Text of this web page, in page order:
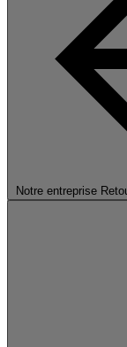
Notre entreprise